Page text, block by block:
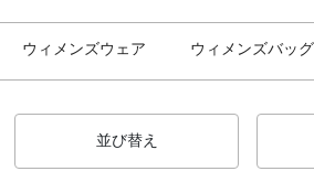
ウィメンズウェア ウィメンズバッグ
並び替え